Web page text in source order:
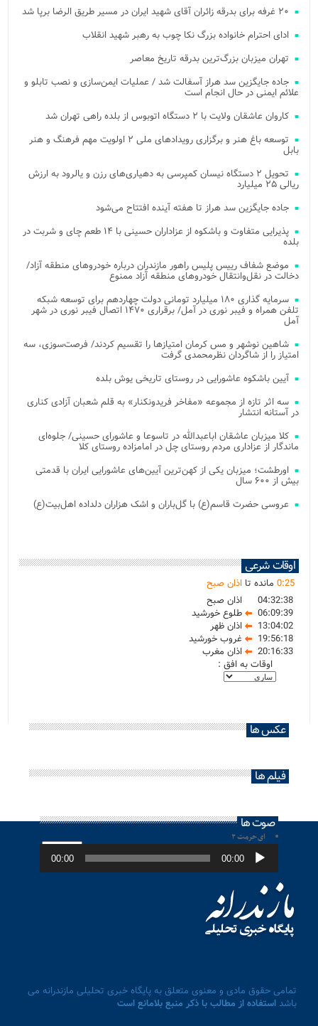
۲۰ غرفه برای بدرقه زائران آقای شهید ایران در مسیر طریق الرضا برپا شد
ادای احترام خانواده بزرگ نکا چوب به رهبر شهید انقلاب
تهران میزبان بزرگ‌ترین بدرقه تاریخ معاصر
جاده جایگزین سد هراز آسفالت شد / عملیات ایمن‌سازی و نصب تابلو و
علائم ایمنی در حال انجام است
کاروان عاشقان ولایت با ۲ دستگاه اتوبوس از بلده راهی تهران شد
توسعه باغ هنر و برگزاری رویدادهای ملی ۲ اولویت مهم فرهنگ و هنر
بابل
تحویل ۲ دستگاه نیسان کمپرسی به دهیاری‌های رزن و یالرود به ارزش
ریالی ۲۵ میلیارد
جاده جایگزین سد هراز تا هفته آینده افتتاح می‌شود
پذیرایی متفاوت و باشکوه از عزاداران حسینی با ۱۴ طعم چای و شربت در
بلده
موضع شفاف رییس پلیس راهور مازندران درباره خودروهای منطقه آزاد/
دخالت در نقل‌وانتقال خودروهای منطقه آزاد ممنوع
سرمایه گذاری ۱۸۰ میلیارد تومانی دولت چهاردهم برای توسعه شبکه
تلفن همراه و فیبر نوری در آمل/ برقراری ۱۴۷۰ اتصال فیبر نوری در شهر
آمل
شاهین نوشهر و مس کرمان امتیازها را تقسیم کردند/ فرصت‌سوزی، سه
امتیاز را از شاگردان نظرمحمدی گرفت
آیین باشکوه عاشورایی در روستای تاریخی یوش بلده
سه اثر تازه از مجموعه «مفاخر فریدونکنار» به قلم شعبان آزادی کناری
در آستانه انتشار
کلا میزبان عاشقان اباعبدالله در تاسوعا و عاشورای حسینی/ جلوه‌ای
ماندگار از عزاداری مردم روستای چل در امامزاده روستای کلا
اورطشت؛ میزبان یکی از کهن‌ترین آیین‌های عاشورایی ایران با قدمتی
بیش از ۶۰۰ سال
عروسی حضرت قاسم(ع) با گل‌باران و اشک هزاران دلداده اهل‌بیت(ع)
اوقات شرعی
0:25 مانده تا اذان صبح
04:32:38
اذان صبح
06:09:39
طلوع خورشید
13:04:02
اذان ظهر
19:56:18
غروب خورشید
20:16:33
اذان مغرب
اوقات به افق :
عکس ها
فیلم ها
صوت ها
ای حرمت ۲
پخش‌کننده
صوت 00:00
00:00
تمامی حقوق مادی و معنوی متعلق به پایگاه خبری تحلیلی مازندرانه می
باشداستفاده از مطالب با ذکر منبع بلامانع است